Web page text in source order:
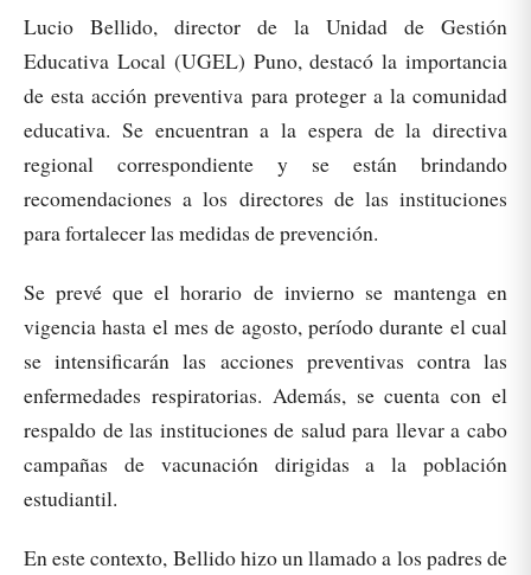
Lucio Bellido, director de la Unidad de Gestión
Educativa Local (UGEL) Puno, destacó la importancia
de esta acción preventiva para proteger a la comunidad
educativa. Se encuentran a la espera de la directiva
regional correspondiente y se están brindando
recomendaciones a los directores de las instituciones
para fortalecer las medidas de prevención.
Se prevé que el horario de invierno se mantenga en
vigencia hasta el mes de agosto, período durante el cual
se intensificarán las acciones preventivas contra las
enfermedades respiratorias. Además, se cuenta con el
respaldo de las instituciones de salud para llevar a cabo
campañas de vacunación dirigidas a la población
estudiantil.
En este contexto, Bellido hizo un llamado a los padres de